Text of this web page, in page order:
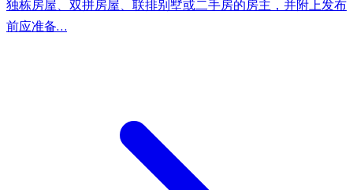
独栋房屋、双拼房屋、联排别墅或二手房的房主，并附上发布
前应准备…